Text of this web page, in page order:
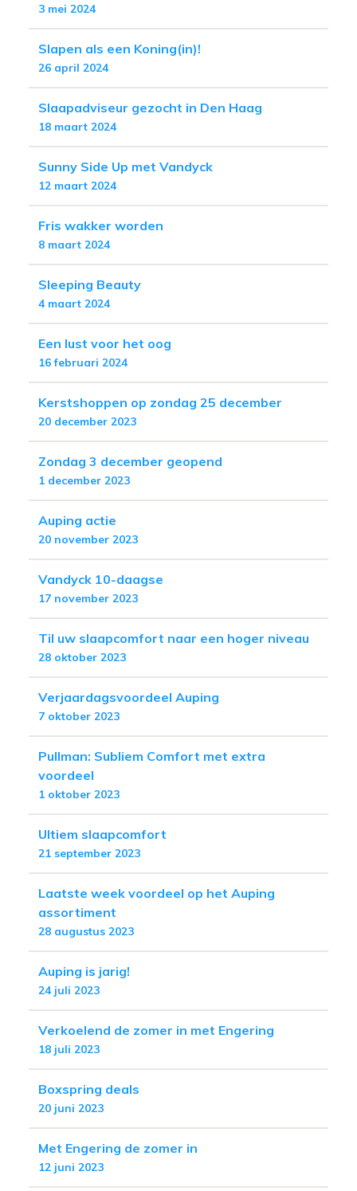
3 mei 2024
Slapen als een Koning(in)!
26 april 2024
Slaapadviseur gezocht in Den Haag
18 maart 2024
Sunny Side Up met Vandyck
12 maart 2024
Fris wakker worden
8 maart 2024
Sleeping Beauty
4 maart 2024
Een lust voor het oog
16 februari 2024
Kerstshoppen op zondag 25 december
20 december 2023
Zondag 3 december geopend
1 december 2023
Auping actie
20 november 2023
Vandyck 10-daagse
17 november 2023
Til uw slaapcomfort naar een hoger niveau
28 oktober 2023
Verjaardagsvoordeel Auping
7 oktober 2023
Pullman: Subliem Comfort met extra
voordeel
1 oktober 2023
Ultiem slaapcomfort
21 september 2023
Laatste week voordeel op het Auping
assortiment
28 augustus 2023
Auping is jarig!
24 juli 2023
Verkoelend de zomer in met Engering
18 juli 2023
Boxspring deals
20 juni 2023
Met Engering de zomer in
12 juni 2023